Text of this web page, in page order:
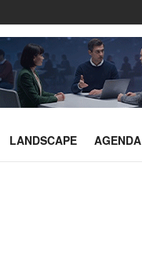
LANDSCAPE AGENDA